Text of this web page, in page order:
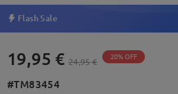
Flash Sale
19,95 € 24,95 € 20% OFF
#TM83454